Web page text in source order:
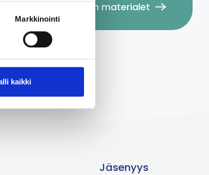
Markkinointi
kaikki
och materialet
Jäsenyys